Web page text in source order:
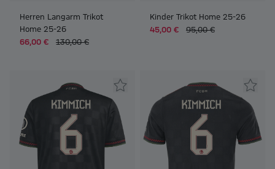
Herren Langarm Trikot
Home 25-26
66,00 €
130,00 €
Kinder Trikot Home 25-26
45,00 €
95,00 €